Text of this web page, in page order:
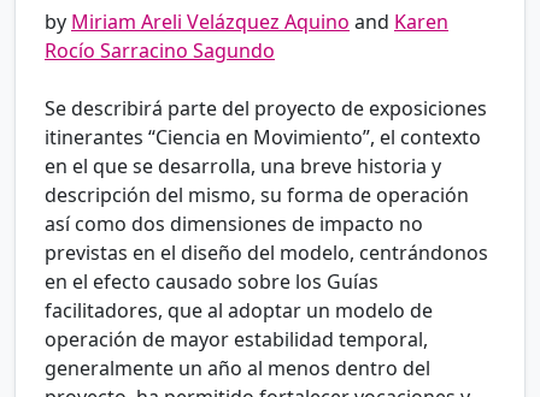
by Miriam Areli Velázquez Aquino and Karen
Rocío Sarracino Sagundo
Se describirá parte del proyecto de exposiciones
itinerantes “Ciencia en Movimiento”, el contexto
en el que se desarrolla, una breve historia y
descripción del mismo, su forma de operación
así como dos dimensiones de impacto no
previstas en el diseño del modelo, centrándonos
en el efecto causado sobre los Guías
facilitadores, que al adoptar un modelo de
operación de mayor estabilidad temporal,
generalmente un año al menos dentro del